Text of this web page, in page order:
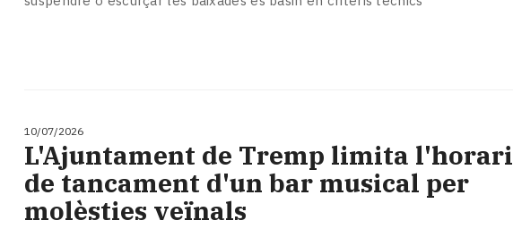
10/07/2026
​L'Ajuntament de Tremp limita l'horari
de tancament d'un bar musical per
molèsties veïnals